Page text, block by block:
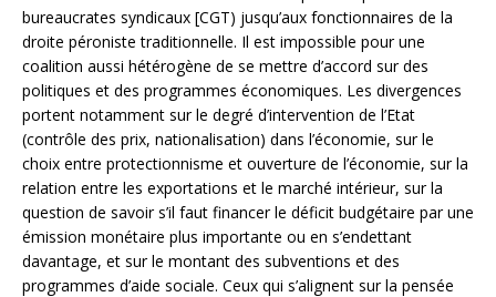
bureaucrates syndicaux [CGT) jusqu’aux fonctionnaires de la
droite péroniste traditionnelle. Il est impossible pour une
coalition aussi hétérogène de se mettre d’accord sur des
politiques et des programmes économiques. Les divergences
portent notamment sur le degré d’intervention de l’Etat
(contrôle des prix, nationalisation) dans l’économie, sur le
choix entre protectionnisme et ouverture de l’économie, sur la
relation entre les exportations et le marché intérieur, sur la
question de savoir s’il faut financer le déficit budgétaire par une
émission monétaire plus importante ou en s’endettant
davantage, et sur le montant des subventions et des
programmes d’aide sociale. Ceux qui s’alignent sur la pensée